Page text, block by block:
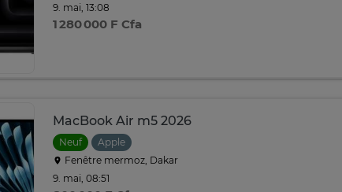
9. mai, 13:08
1 280 000 F Cfa
MacBook Air m5 2026
Neuf
Apple
Fenêtre mermoz, Dakar
9. mai, 08:51